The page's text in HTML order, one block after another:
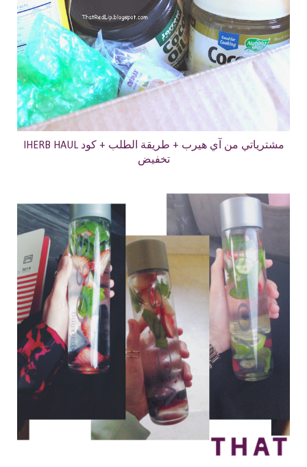
IHERB HAUL مشترياتي من آي هيرب + طريقة الطلب + كود
تخفيض